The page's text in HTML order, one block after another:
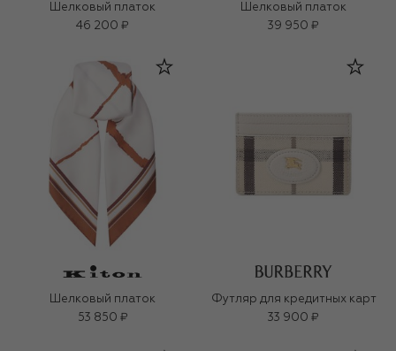
Шелковый платок
46 200 ₽
Шелковый платок
39 950 ₽
Шелковый платок
53 850 ₽
Футляр для кредитных карт
33 900 ₽